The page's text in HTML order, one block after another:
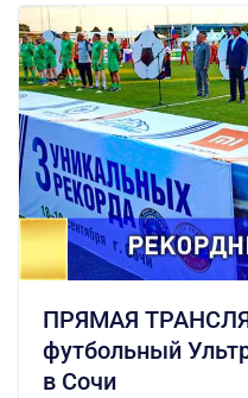
ПРЯМАЯ
футбольный
в Сочи